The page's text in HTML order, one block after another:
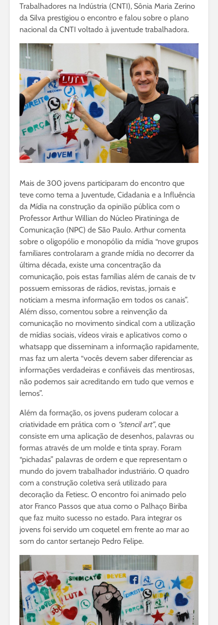
Trabalhadores na Indústria (CNTI), Sônia Maria Zerino
da Silva prestigiou o encontro e falou sobre o plano
nacional da CNTI voltado à juventude trabalhadora.
Mais de 300 jovens participaram do encontro que
teve como tema a Juventude, Cidadania e a Influência
da Mídia na construção da opinião pública com o
Professor Arthur Willian do Núcleo Piratininga de
Comunicação (NPC) de São Paulo. Arthur comenta
sobre o oligopólio e monopólio da mídia “nove grupos
familiares controlaram a grande mídia no decorrer da
última década, existe uma concentração da
comunicação, pois estas famílias além de canais de tv
possuem emissoras de rádios, revistas, jornais e
noticiam a mesma informação em todos os canais”.
Além disso, comentou sobre a reinvenção da
comunicação no movimento sindical com a utilização
de mídias sociais, vídeos virais e aplicativos como o
whatsapp que disseminam a informação rapidamente,
mas faz um alerta “vocês devem saber diferenciar as
informações verdadeiras e confiáveis das mentirosas,
não podemos sair acreditando em tudo que vemos e
lemos”.
Além da formação, os jovens puderam colocar a
criatividade em prática com o “stencil art”, que
consiste em uma aplicação de desenhos, palavras ou
formas através de um molde e tinta spray. Foram
“pichadas” palavras de ordem e que representam o
mundo do jovem trabalhador industriário. O quadro
com a construção coletiva será utilizado para
decoração da Fetiesc. O encontro foi animado pelo
ator Franco Passos que atua como o Palhaço Biriba
que faz muito sucesso no estado. Para integrar os
jovens foi servido um coquetel em frente ao mar ao
som do cantor sertanejo Pedro Felipe.